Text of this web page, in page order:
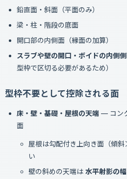
鉛直面・斜面（平面のみ）
梁・柱・階段の底面
開口部の内側面（縁面の加算）
スラブや壁の開口・ボイドの内側
型枠で区切る必要があるため）
型枠不要として控除される面
床・壁・基礎・屋根の天端 — コン
面
屋根は勾配付き上向き面（傾
い
壁の斜めの天端は 水平射影の